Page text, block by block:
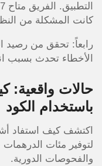
كانت المشكلة من
رابعاً: تحقق من رصيد
الأخطاء تحدث بسبب
حالات واقعية:
باستخدام الكود
لتوفير مئات
والفحوصات الدورية.